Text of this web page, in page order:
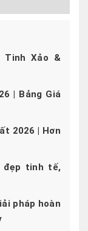
Tinh Xảo &
| Bảng Giá
2026 | Hơn
đẹp tinh tế,
pháp hoàn